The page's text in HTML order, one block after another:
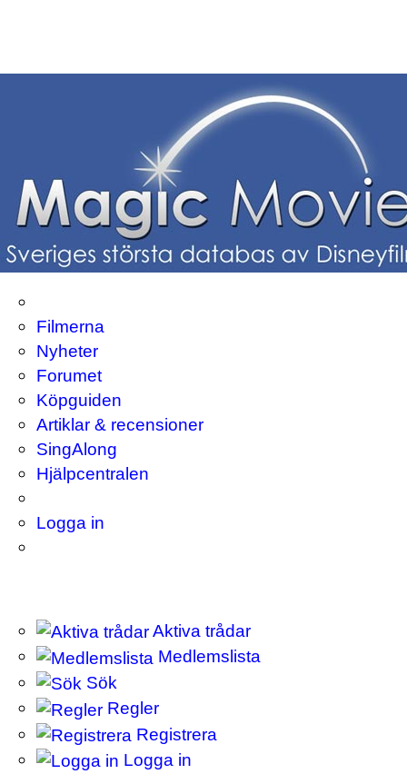
Filmerna
Nyheter
Forumet
Köpguiden
Artiklar & recensioner
SingAlong
Hjälpcentralen
Logga in
Aktiva trådar
Medlemslista
Sök
Regler
Registrera
Logga in